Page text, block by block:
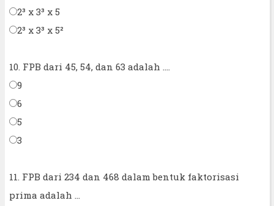
2³ x 3³ x 5
2³ x 3³ x 5²
10. FPB dari 45, 54, dan 63 adalah ....
9
6
5
3
11. FPB dari 234 dan 468 dalam bentuk faktorisasi
prima adalah ...